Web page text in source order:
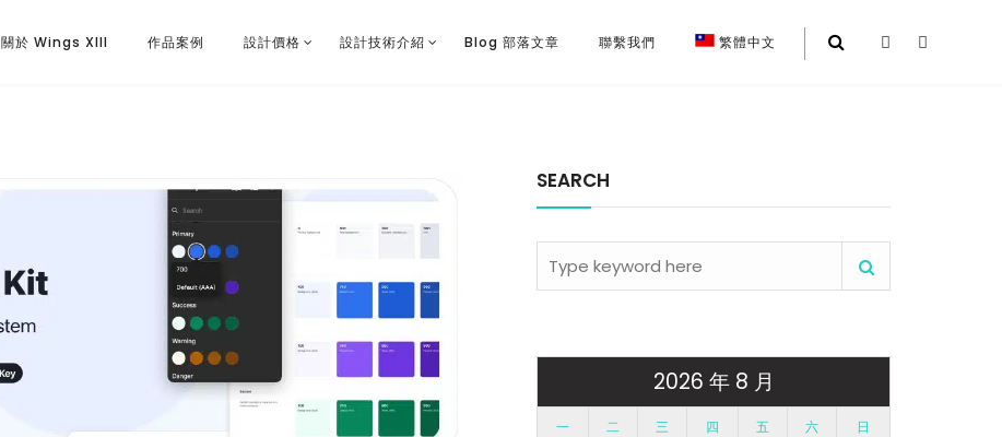
關於 Wings XIII 作品案例 設計價格 設計技術介紹 Blog 部落文章 聯繫我們 繁體中文
SEARCH
2026 年 8 月
一 二 三 四 五 六 日